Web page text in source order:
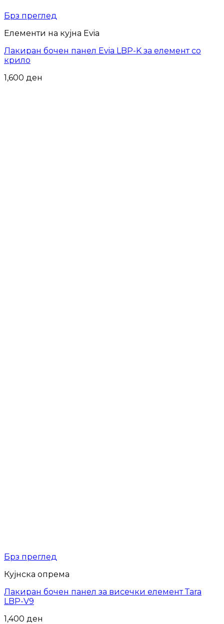
Брз преглед
Елементи на кујна Evia
Лакиран бочен панел Evia LBP-K за елемент со
крило
1,600 ден
Брз преглед
Кујнска опрема
Лакиран бочен панел за висечки елемент Тara
LBP-V9
1,400 ден